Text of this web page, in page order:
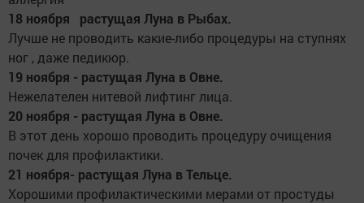
18 ноября растущая Луна в Рыбах.
Лучше не проводить какие-либо процедуры на ступнях
ног , даже педикюр.
19 ноября - растущая Луна в Овне.
Нежелателен нитевой лифтинг лица.
20 ноября - растущая Луна в Овне.
В этот день хорошо проводить процедуру очищения
почек для профилактики.
21 ноября- растущая Луна в Тельце.
Хорошими профилактическими мерами от простуды